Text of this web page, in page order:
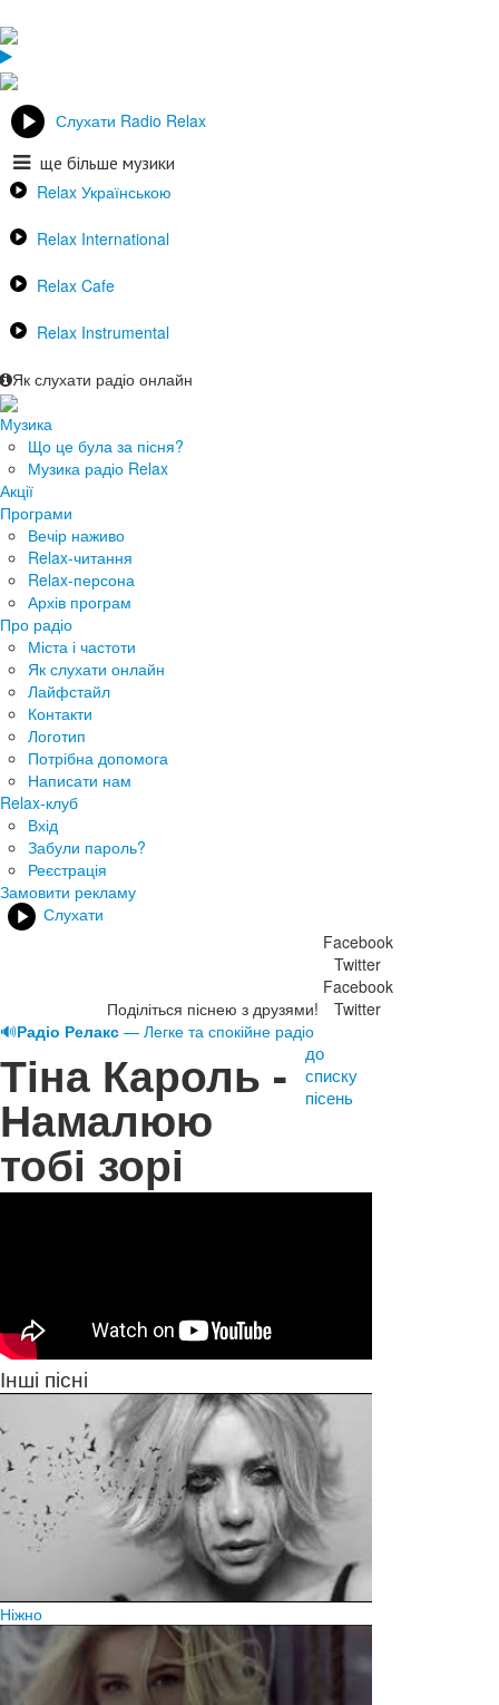
Слухати Radio Relax
ще більше музики
Relax Українською
Relax International
Relax Cafe
Relax Instrumental
Як слухати радіо онлайн
Музика
Що це була за пісня?
Музика радіо Relax
Акції
Програми
Вечір наживо
Relax-читання
Relax-персона
Архів програм
Про радіо
Міста і частоти
Як слухати онлайн
Лайфстайл
Контакти
Логотип
Потрібна допомога
Написати нам
Relax-клуб
Вхід
Забули пароль?
Реєстрація
Замовити рекламу
Слухати
Поділіться піснею з друзями!
Facebook
Twitter
Facebook
Twitter
🔊Радіо Релакс — Легке та спокійне радіо
Тіна Кароль -
Намалюю
тобі зорі
до
списку
пісень
Інші пісні
Ніжно